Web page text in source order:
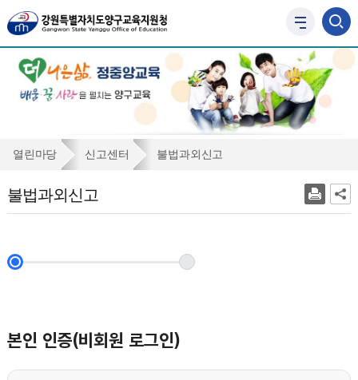
사
트
맵
바
로
가
불
과
신
고
열린마당 신고센터 불법과외신고
불법과외신고